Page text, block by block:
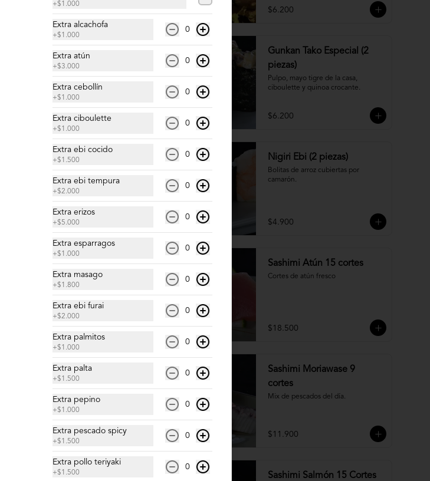
$6.200
Gunkan Spicy del Día (2
piezas)
Gunkan Tako Especial (2
piezas)
Pulpo, mayo tigre de la casa,
ciboulette y quinoa crocante.
$6.200
Nigiri Atún (2 piezas)
Bolitas de arroz cubiertas por atún.
Nigiri Ebi (2 piezas)
Bolitas de arroz cubiertas por
camarón.
$4.900
Nigiri acevichado
Cubierto de salmon, con topping de
mayo trigre y furikake.
Sashimi Atún 15 cortes
Cortes de atún fresco
$18.500
Sashimi Moriawase 15
Mix de pescados del día.
$18.500
Sashimi Moriawase 9
cortes
Mix de pescados del día.
$11.900
Sashimi Pulpo 9 cortes Sashimi Salmón 15 Cortes
+$1.000
Extra alcachofa
+$1.000
0
Extra atún
+$3.000
0
Extra cebollín
+$1.000
0
Extra ciboulette
+$1.000
0
Extra ebi cocido
+$1.500
0
Extra ebi tempura
+$2.000
0
Extra erizos
+$5.000
0
Extra esparragos
+$1.000
0
Extra masago
+$1.800
0
Extra ebi furai
+$2.000
0
Extra palmitos
+$1.000
0
Extra palta
+$1.500
0
Extra pepino
+$1.000
0
Extra pescado spicy
+$1.500
0
Extra pollo teriyaki
+$1.500
0